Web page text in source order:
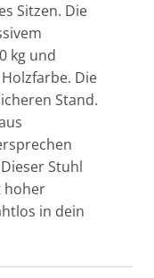
Sitzen. Die
kg und
Die
Stand.
Stuhl
hoher
in dein